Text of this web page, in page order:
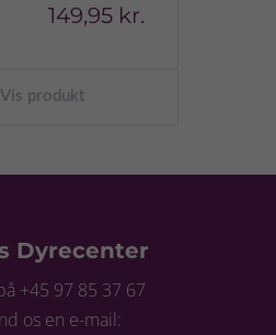
149,95 kr.
Vis produkt
Dyrecenter
+45 97 85 37 67
os en e-mail: